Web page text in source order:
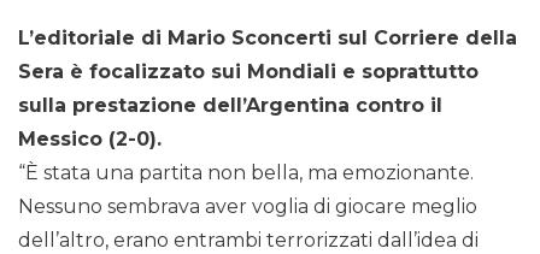
L’editoriale di Mario Sconcerti sul Corriere della
Sera è focalizzato sui Mondiali e soprattutto
sulla prestazione dell’Argentina contro il
Messico (2-0).
“È stata una partita non bella, ma emozionante.
Nessuno sembrava aver voglia di giocare meglio
dell’altro, erano entrambi terrorizzati dall’idea di